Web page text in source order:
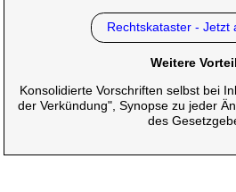
Rechtskataster - Jetzt
Weitere
Konsolidierte Vorschriften selbst bei
der Verkündung", Synopse zu jeder
des